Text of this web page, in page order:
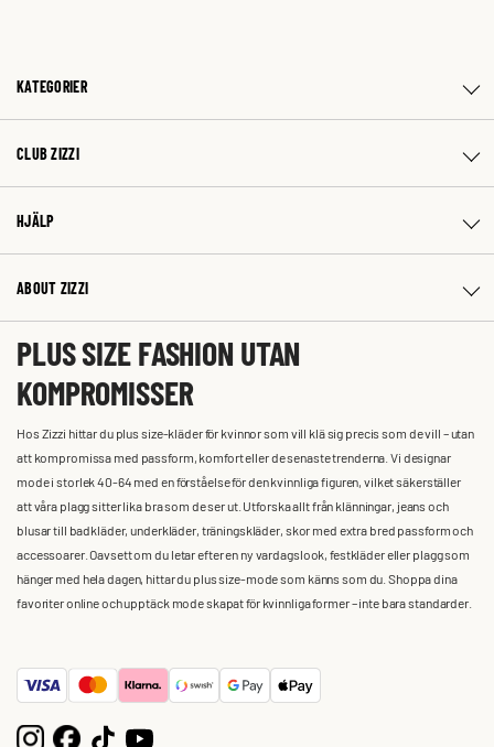
KATEGORIER
CLUB ZIZZI
HJÄLP
ABOUT ZIZZI
PLUS SIZE FASHION UTAN
KOMPROMISSER
Hos Zizzi hittar du plus size-kläder för kvinnor som vill klä sig precis som de vill – utan
att kompromissa med passform, komfort eller de senaste trenderna. Vi designar
mode i storlek 40-64 med en förståelse för den kvinnliga figuren, vilket säkerställer
att våra plagg sitter lika bra som de ser ut. Utforska allt från klänningar, jeans och
blusar till badkläder, underkläder, träningskläder, skor med extra bred passform och
accessoarer. Oavsett om du letar efter en ny vardagslook, festkläder eller plagg som
hänger med hela dagen, hittar du plus size-mode som känns som du. Shoppa dina
favoriter online och upptäck mode skapat för kvinnliga former – inte bara standarder.